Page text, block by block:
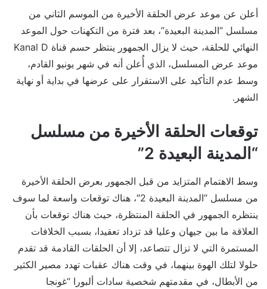
أعلن عن موعد عرض الحلقة الأخيرة من الموسم الثاني من
مسلسل “المدينة البعيدة”، بعد فترة من التكهنات حول الموعد
النهائي للحلقة، حيث لا يزال الجمهور ينتظر حسم قناة Kanal D
موعد عرض المسلسل، الذي أُعلن أنه في شهر يونيو القادم،
وسط عدم التأكيد على الاستقرار على عرضها في بداية أو نهاية
الشهر.
توقعات الحلقة الأخيرة من مسلسل
“المدينة البعيدة 2”
وسط الاهتمام المتزايد من قبل الجمهور بعرض الحلقة الأخيرة
من مسلسل “المدينة البعيدة 2″، هناك توقعات واسعة لما سوف
ينتظره الجمهور في الحلقة المنتظرة، حيث هناك توقعات بأن
العلاقة ما بين جيهان وعليا قد تزداد تعقيدا، بسبب الخلافات
المستمرة التي لا تزال تتصاعد، إلا أن الحلقات القادمة قد تقدم
حلولا لتلك الهوة بينهما، في وقت هناك عقبات تهدد مصير الكثير
من الأبطال، في مقدمتهم شخصية سادات ألبورا “غونجا